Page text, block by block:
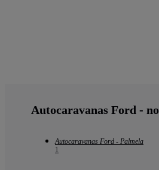
Autocaravanas Ford -
Autocaravanas Ford - Palmela
1